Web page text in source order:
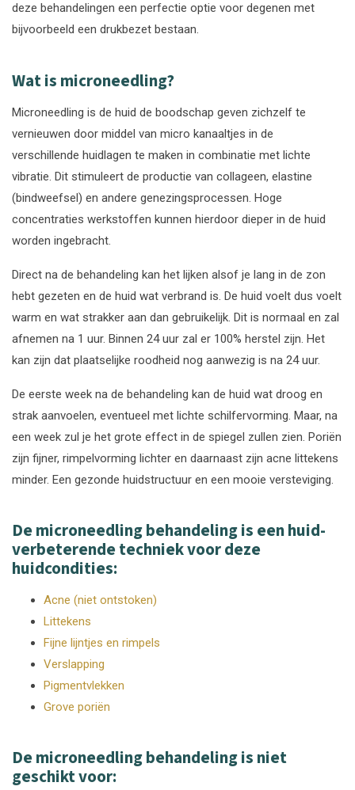
deze behandelingen een perfectie optie voor degenen met
bijvoorbeeld een drukbezet bestaan.
Wat is microneedling?
Microneedling is de huid de boodschap geven zichzelf te
vernieuwen door middel van micro kanaaltjes in de
verschillende huidlagen te maken in combinatie met lichte
vibratie. Dit stimuleert de productie van collageen, elastine
(bindweefsel) en andere genezingsprocessen. Hoge
concentraties werkstoffen kunnen hierdoor dieper in de huid
worden ingebracht.
Direct na de behandeling kan het lijken alsof je lang in de zon
hebt gezeten en de huid wat verbrand is. De huid voelt dus voelt
warm en wat strakker aan dan gebruikelijk. Dit is normaal en zal
afnemen na 1 uur. Binnen 24 uur zal er 100% herstel zijn. Het
kan zijn dat plaatselijke roodheid nog aanwezig is na 24 uur.
De eerste week na de behandeling kan de huid wat droog en
strak aanvoelen, eventueel met lichte schilfervorming. Maar, na
een week zul je het grote effect in de spiegel zullen zien. Poriën
zijn fijner, rimpelvorming lichter en daarnaast zijn acne littekens
minder. Een gezonde huidstructuur en een mooie versteviging.
De microneedling behandeling is een huid-
verbeterende techniek voor deze
huidcondities:
Acne (niet ontstoken)
Littekens
Fijne lijntjes en rimpels
Verslapping
Pigmentvlekken
Grove poriën
De microneedling behandeling is niet
geschikt voor: